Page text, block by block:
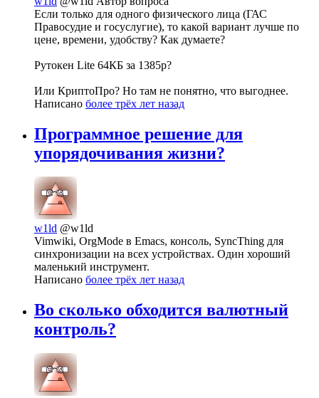
Если только для одного физического лица (ГАС
Правосудие и госуслугие), то какой вариант лучше по
цене, времени, удобству? Как думаете?
Рутокен Lite 64КБ за 1385р?
Или КриптоПро? Но там не понятно, что выгоднее.
Написано более трёх лет назад
Программное решение для
упорядочивания жизни?
w1ld @w1ld
Vimwiki, OrgMode в Emacs, консоль, SyncThing для
синхронизации на всех устройствах. Один хороший
маленький инструмент.
Написано более трёх лет назад
Во сколько обходится валютный
контроль?